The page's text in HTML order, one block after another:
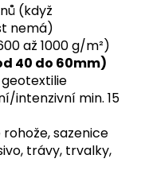
(když
nemá)
až 1000 g/m²)
40 do 60mm)
intenzivní min. 15
sazenice
trávy, trvalky,